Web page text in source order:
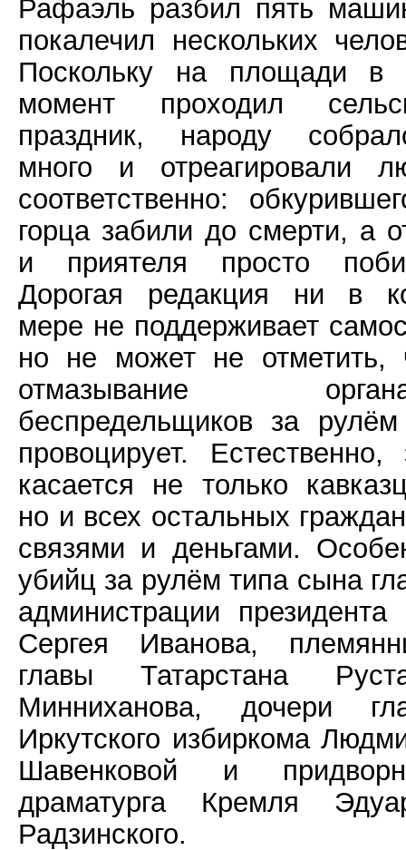
Рафаэль разбил пять
покалечил нескольких
Поскольку на площади в
момент проходил
праздник, народу
много и отреагировали
соответственно:
горца забили до смерти, а
и приятеля просто
Дорогая редакция ни в
мере не поддерживает
но не может не отметить,
отмазывание
беспредельщиков за
провоцирует. Естественно,
касается не только
но и всех остальных
связями и деньгами.
убийц за рулём типа сына
администрации
Сергея Иванова,
главы Татарстана
Минниханова, дочери
Иркутского избиркома
Шавенковой и
драматурга Кремля
Радзинского.